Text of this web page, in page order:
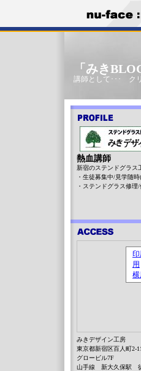
「みき
講師として･･･ ク
熱血講師
新宿のステンドグラス
・生徒募集中/見学随
・ステンドグラス修理
みきデザイン工房
東京都新宿区百人町2-
グロービル7F
山手線 新大久保駅